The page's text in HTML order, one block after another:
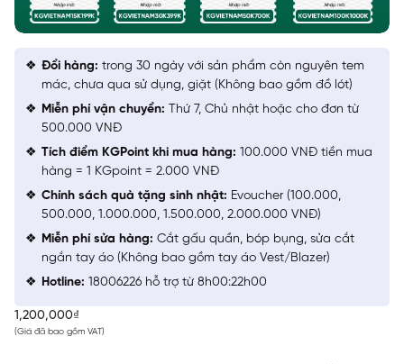
1,200,000₫
(Giá đã bao gồm VAT)
Đổi hàng: trong 30 ngày với sản phẩm còn nguyên tem
mác, chưa qua sử dụng, giặt (Không bao gồm đồ lót)
Miễn phí vận chuyển: Thứ 7, Chủ nhật hoặc cho đơn từ
500.000 VNĐ
Tích điểm KGPoint khi mua hàng: 100.000 VNĐ tiền mua
hàng = 1 KGpoint = 2.000 VNĐ
Chính sách quà tặng sinh nhật: Evoucher (100.000,
500.000, 1.000.000, 1.500.000, 2.000.000 VNĐ)
Miễn phí sửa hàng: Cắt gấu quần, bóp bụng, sửa cắt
ngắn tay áo (Không bao gồm tay áo Vest/Blazer)
Hotline: 18006226 hỗ trợ từ 8h00:22h00